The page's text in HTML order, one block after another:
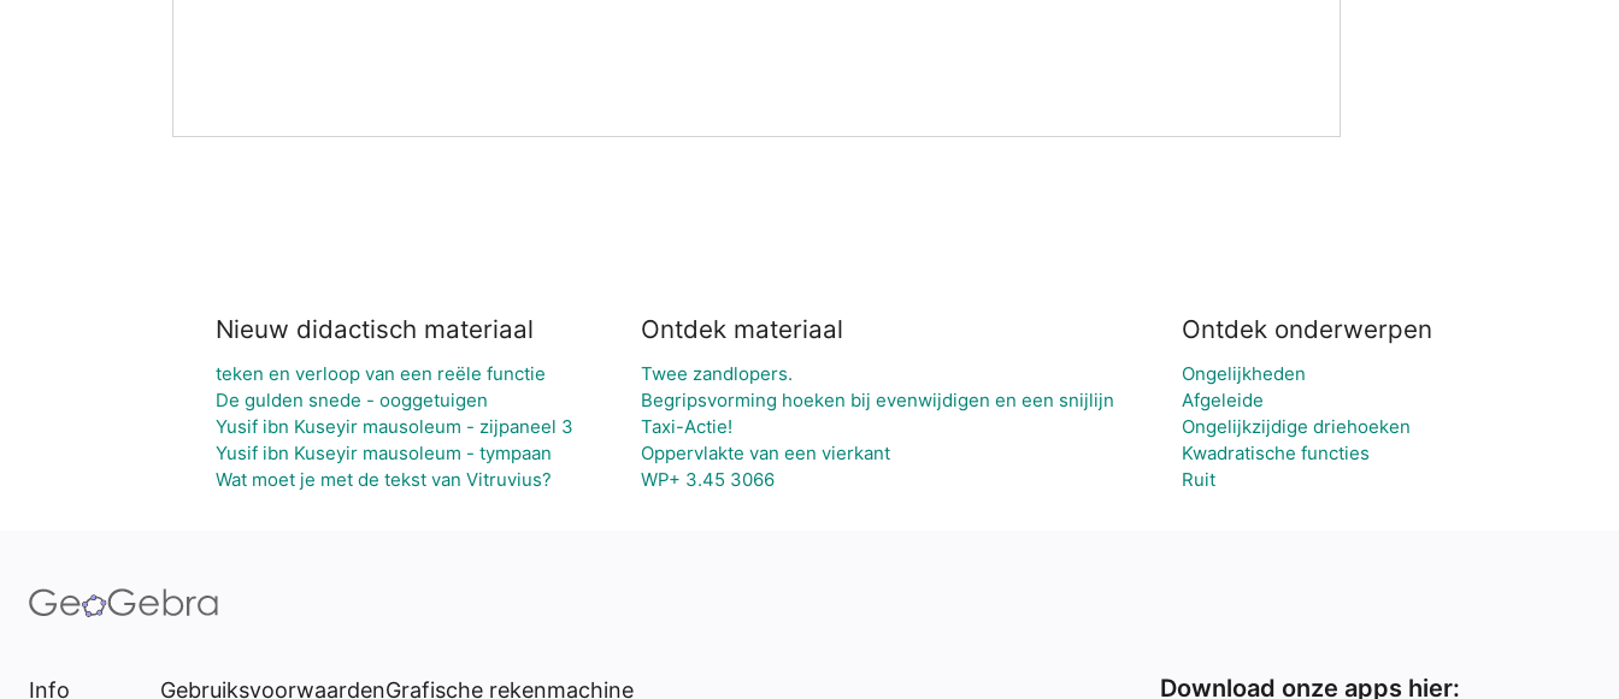
Nieuw didactisch materiaal
teken en verloop van een reële functie
De gulden snede - ooggetuigen
Yusif ibn Kuseyir mausoleum - zijpaneel 3
Yusif ibn Kuseyir mausoleum - tympaan
Wat moet je met de tekst van Vitruvius?
Ontdek materiaal
Twee zandlopers.
Begripsvorming hoeken bij evenwijdigen en een snijlijn
Taxi-Actie!
Oppervlakte van een vierkant
WP+ 3.45 3066
Ontdek onderwerpen
Ongelijkheden
Afgeleide
Ongelijkzijdige driehoeken
Kwadratische functies
Ruit
Info GebruiksvoorwaardenGrafische rekenmachine Download onze apps hier: